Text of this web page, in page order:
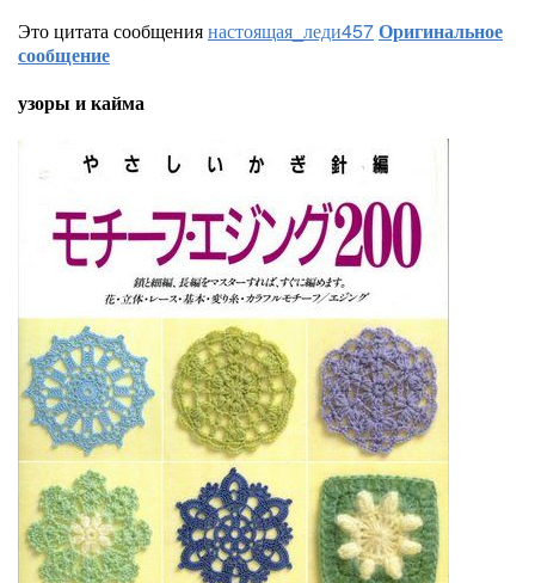
Это цитата сообщениянастоящая_леди457Оригинальное
сообщение
узоры и кайма